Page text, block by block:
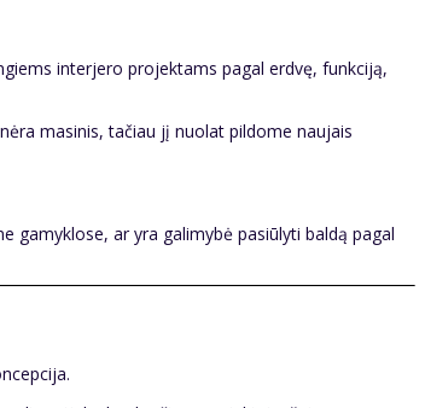
interjero projektams pagal erdvę, funkciją,
masinis, tačiau jį nuolat pildome naujais
gamyklose, ar yra galimybė pasiūlyti baldą pagal